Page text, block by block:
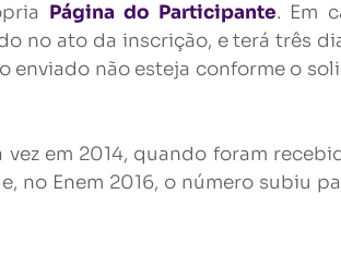
Página do Participante. Em
no ato da inscrição, e terá três
enviado não esteja conforme o
em 2014, quando foram
no Enem 2016, o número subiu